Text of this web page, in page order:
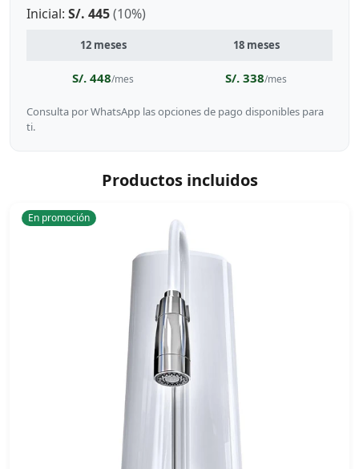
Inicial: S/. 445(10%)
12 meses 18 meses
S/. 448/mes S/. 338/mes
Consulta por WhatsApp las opciones de pago disponibles para
ti.
Productos incluidos
En promoción